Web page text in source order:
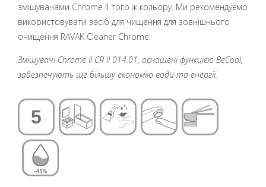
змішувачами Chrome II того ж кольору. Ми рекомендуємо
використовувати засіб для чищення для зовнішнього
очищення RAVAK Cleaner Chrome.
Змішувачі Chrome II CR II 014.01, оснащені функцією BeCool,
забезпечують ще більшу економію води та енергії.